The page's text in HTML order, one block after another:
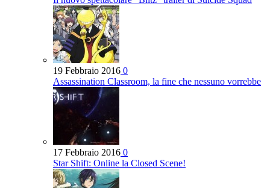
19 Febbraio 2016 0
Assassination Classroom, la fine che nessuno vorrebbe
17 Febbraio 2016 0
Star Shift: Online la Closed Scene!